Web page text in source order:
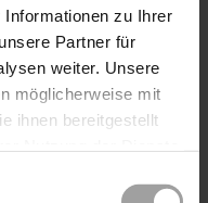
zu Ihrer
Partner für
weiter. Unsere
möglicherweise mit
ihnen bereitgestellt